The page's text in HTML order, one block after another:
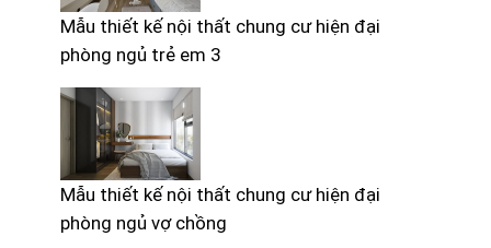
Mẫu thiết kế nội thất chung cư hiện đại
phòng ngủ trẻ em 3
Mẫu thiết kế nội thất chung cư hiện đại
phòng ngủ vợ chồng